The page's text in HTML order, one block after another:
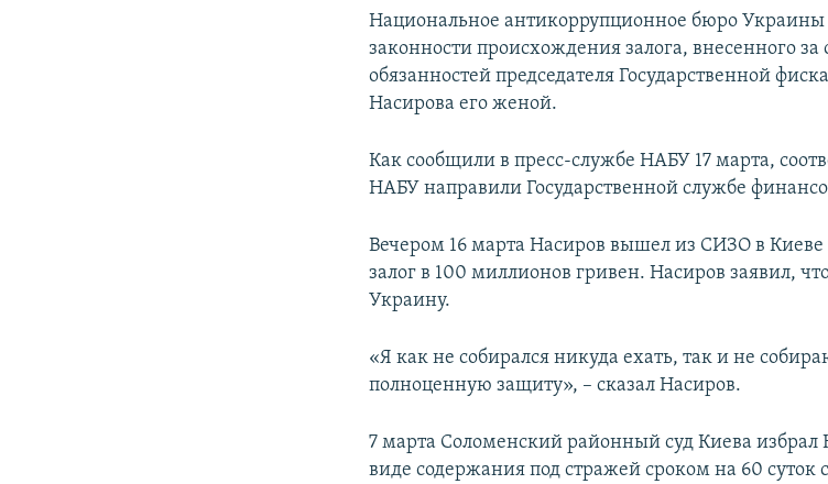
Национальное антикоррупционное бюро
законности происхождения залога, внесенного за
обязанностей председателя Государственной
Насирова его женой.
Как сообщили в пресс-службе НАБУ 17 марта,
НАБУ направили Государственной службе
Вечером 16 марта Насиров вышел из СИЗО в Киеве
залог в 100 миллионов гривен. Насиров заявил,
Украину.
«Я как не собирался никуда ехать, так и не
полноценную защиту», – сказал Насиров.
7 марта Соломенский районный суд Киева избрал
виде содержания под стражей сроком на 60 суток